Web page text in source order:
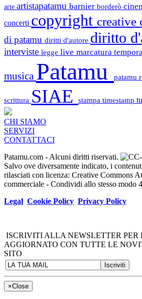
arte artistapatamu barnier borderò
concerti copyright creative
di patamu diritti d'autore diritto
interviste legge live marcatura
musica Patamu patamu
scrittura SIAE stampa timestamp
CHI SIAMO
SERVIZI
CONTATTACI
Patamu.com - Alcuni diritti riservati.
Salvo ove diversamente indicato, i
rilasciati con licenza: Creative Commons
commerciale - Condividi allo stesso modo
Legal Cookie Policy Privacy Policy
ISCRIVITI ALLA NEWSLETTER PER
AGGIORNATO CON TUTTE LE
SITO
×Close